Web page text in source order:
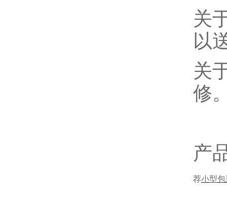
关
以
关
修
产
荐小型